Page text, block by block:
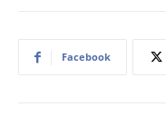
Facebook